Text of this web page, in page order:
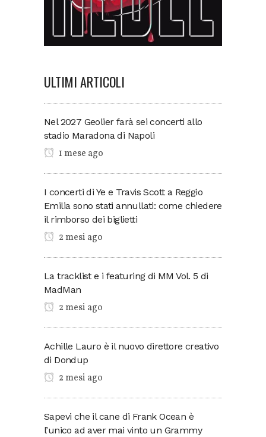
ULTIMI ARTICOLI
Nel 2027 Geolier farà sei concerti allo
stadio Maradona di Napoli
1 mese ago
I concerti di Ye e Travis Scott a Reggio
Emilia sono stati annullati: come chiedere
il rimborso dei biglietti
2 mesi ago
La tracklist e i featuring di MM Vol. 5 di
MadMan
2 mesi ago
Achille Lauro è il nuovo direttore creativo
di Dondup
2 mesi ago
Sapevi che il cane di Frank Ocean è
l’unico ad aver mai vinto un Grammy